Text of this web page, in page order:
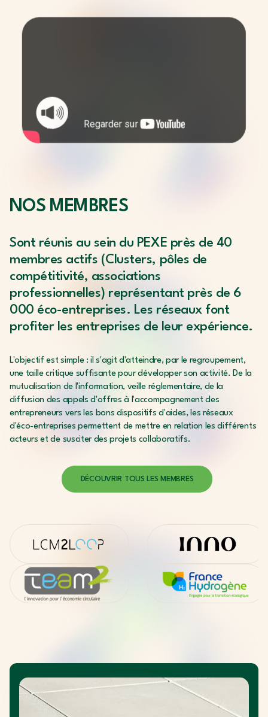
NOS MEMBRES
Sont réunis au sein du PEXE près de 40
membres actifs (Clusters, pôles de
compétitivité, associations
professionnelles) représentant près de 6
000 éco-entreprises. Les réseaux font
profiter les entreprises de leur expérience.
L'objectif est simple : il s'agit d'atteindre, par le regroupement,
une taille critique suffisante pour développer son activité. De la
mutualisation de l'information, veille réglementaire, de la
diffusion des appels d'offres à l'accompagnement des
entrepreneurs vers les bons dispositifs d'aides, les réseaux
d'éco-entreprises permettent de mettre en relation les différents
acteurs et de susciter des projets collaboratifs.
DÉCOUVRIR TOUS LES MEMBRES